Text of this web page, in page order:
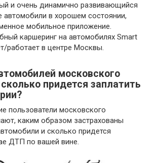
и очень динамично развивающийся
автомобили в хорошем состоянии,
мобильное приложение.
каршеринг на автомобилях Smart
работает в центре Москвы.
московского
придется заплатить
пользователи московского
каким образом застрахованы
и сколько придется
ДТП по вашей вине.